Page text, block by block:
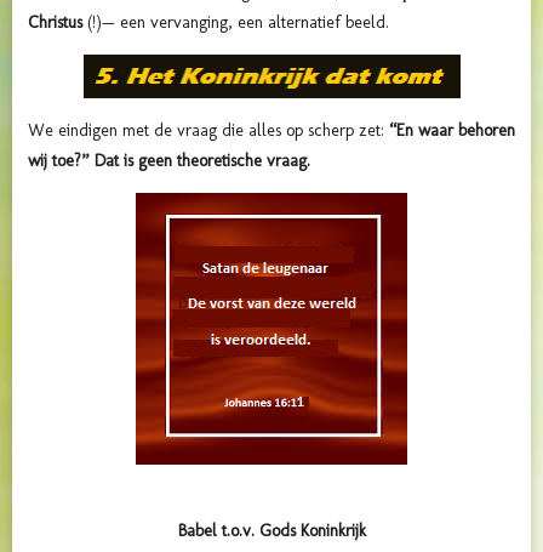
Christus(!)— een vervanging, een alternatief beeld.
We eindigen met de vraag die alles op scherp zet: “En waar behoren
wij toe?” Dat is geen theoretische vraag.
Babel t.o.v. Gods Koninkrijk